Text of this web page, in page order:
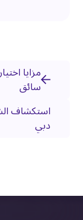
مزايا
سائق
استكشاف
دبي